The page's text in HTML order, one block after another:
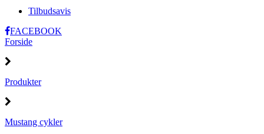
Tilbudsavis
FACEBOOK
Forside
Produkter
Mustang cykler